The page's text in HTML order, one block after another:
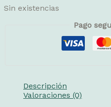
Sin existencias
Pago
Descripción
Valoraciones (0)